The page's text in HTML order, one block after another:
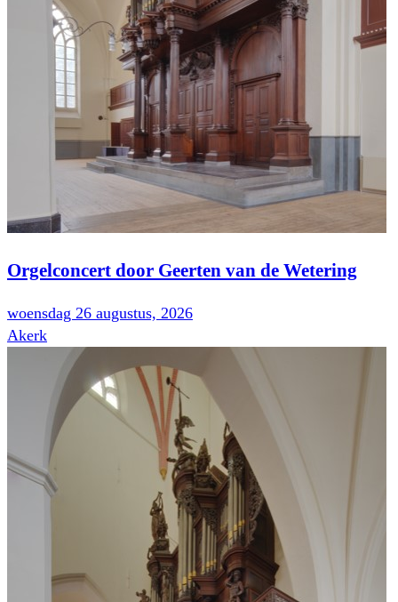
Orgelconcert door Geerten van de Wetering
woensdag 26 augustus, 2026
Akerk